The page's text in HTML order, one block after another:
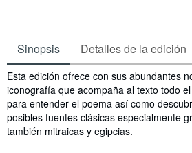
Sinopsis Detalles de la edición
Sinopsis
Esta edición ofrece con sus abundantes
iconografía que acompaña al texto todo
para entender el poema así como
posibles fuentes clásicas especialmente
también mitraicas y egipcias.